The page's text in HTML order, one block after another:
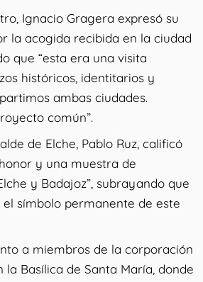
Ignacio Gragera expresó su
la acogida recibida en la ciudad
que “esta era una visita
históricos, identitarios y
ambas ciudades.
común”.
de Elche, Pablo Ruz, calificó
y una muestra de
y Badajoz”, subrayando que
símbolo permanente de este
a miembros de la corporación
la Basílica de Santa María, donde